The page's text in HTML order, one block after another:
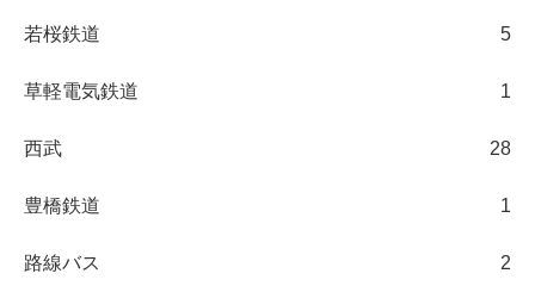
若桜鉄道 5
草軽電気鉄道 1
西武 28
豊橋鉄道 1
路線バス 2